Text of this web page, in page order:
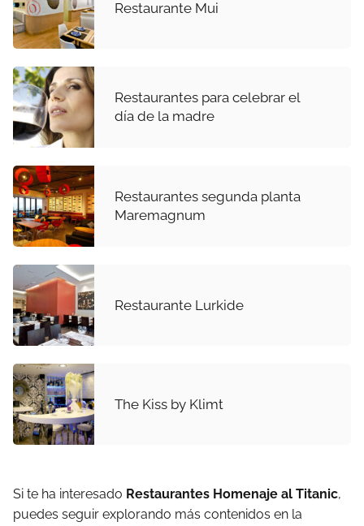
Restaurante Mui
Restaurantes para celebrar el
día de la madre
Restaurantes segunda planta
Maremagnum
Restaurante Lurkide
The Kiss by Klimt
Si te ha interesado Restaurantes Homenaje al Titanic,
puedes seguir explorando más contenidos en la